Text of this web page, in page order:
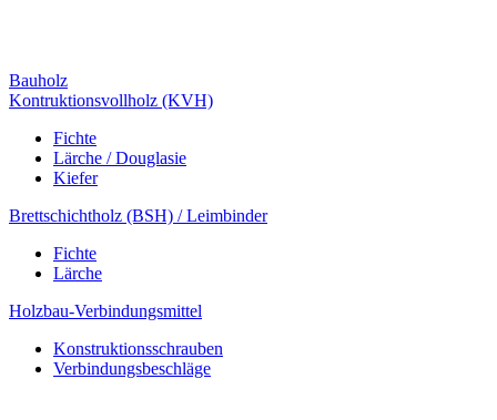
Bauholz
Kontruktionsvollholz (KVH)
Fichte
Lärche / Douglasie
Kiefer
Brettschichtholz (BSH) / Leimbinder
Fichte
Lärche
Holzbau-Verbindungsmittel
Konstruktionsschrauben
Verbindungsbeschläge